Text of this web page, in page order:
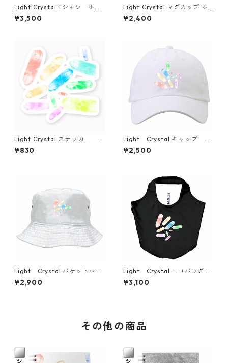
Light Crystal Tシャツ ホワ
イト
¥3,500
Light Crystal マグカップ ホ
ワイト アートデザイン 水晶
¥2,400
Light Crystal ステッカー シ
ール sticker simple
¥830
Light Crystal キャップ ホ
ワイト 白 帽子 simple fa
shionable
¥2,500
Light Crystal バケットハッ
ト 帽子 simple fashionabl
e
¥2,900
Light Crystal エコバッグ
eco bag simple
¥3,100
その他の商品